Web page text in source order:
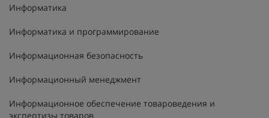
Информатика
Информатика и программирование
Информационная безопасность
Информационный менеджмент
Информационное обеспечение товароведения и
экспертизы товаров